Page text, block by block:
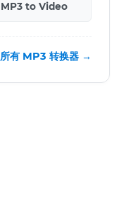
MP3 to Video
所有 MP3 转换器 →